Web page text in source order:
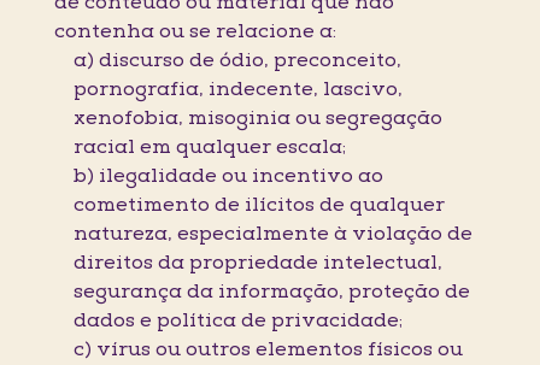
contenha ou se relacione a:
a) discurso de ódio, preconceito,
pornografia, indecente, lascivo,
xenofobia, misoginia ou segregação
racial em qualquer escala;
b) ilegalidade ou incentivo ao
cometimento de ilícitos de qualquer
natureza, especialmente à violação de
direitos da propriedade intelectual,
segurança da informação, proteção de
dados e política de privacidade;
c) vírus ou outros elementos físicos ou